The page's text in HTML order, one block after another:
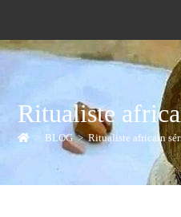
Ritualiste
> BLOG > Ritualiste africain